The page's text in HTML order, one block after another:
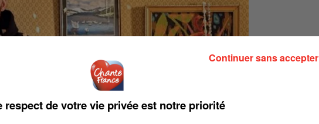
respect de votre vie privée est notre priorité
Continuer sans accepter